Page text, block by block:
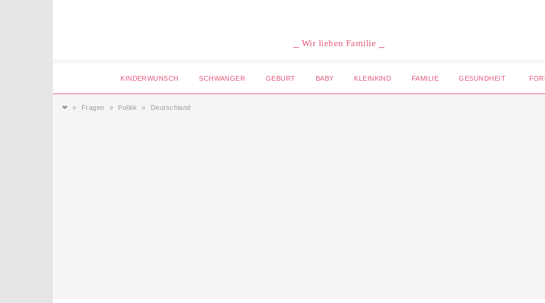
⎯ Wir lieben Familie ⎯
KINDERWUNSCH SCHWANGER GEBURT BABY KLEINKIND FAMILIE GESUNDHEIT
❤ Fragen Politik Deutschland